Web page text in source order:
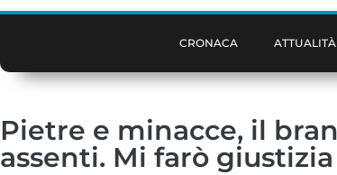
CRONACA ATTUALITÀ
Pietre e minacce, il
assenti. Mi farò giustizia